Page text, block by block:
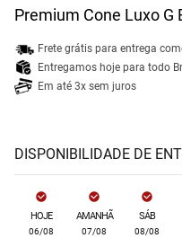
Premium Cone Luxo G
Frete grátis para entrega
Entregamos hoje para todo
Em até 3x sem juros
DISPONIBILIDADE DE
HOJE
06/08
AMANHÃ
07/08
SÁB
08/08